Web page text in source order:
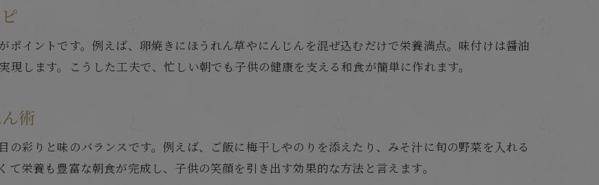
ポイントです。例えば、卵焼きにほうれん草やにんじんを混ぜ込むだけで栄養満点。味付けは醤油
します。こうした工夫で、忙しい朝でも子供の健康を支える和食が簡単に作れます。
術
彩りと味のバランスです。例えば、ご飯に梅干しやのりを添えたり、みそ汁に旬の野菜を入れる
栄養も豊富な朝食が完成し、子供の笑顔を引き出す効果的な方法と言えます。